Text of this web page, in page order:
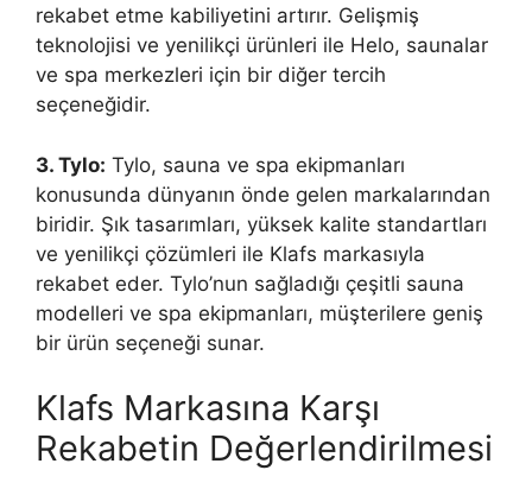
rekabet etme kabiliyetini artırır. Gelişmiş
teknolojisi ve yenilikçi ürünleri ile Helo, saunalar
ve spa merkezleri için bir diğer tercih
seçeneğidir.
3. Tylo: Tylo, sauna ve spa ekipmanları
konusunda dünyanın önde gelen markalarından
biridir. Şık tasarımları, yüksek kalite standartları
ve yenilikçi çözümleri ile Klafs markasıyla
rekabet eder. Tylo’nun sağladığı çeşitli sauna
modelleri ve spa ekipmanları, müşterilere geniş
bir ürün seçeneği sunar.
Klafs Markasına Karşı
Rekabetin Değerlendirilmesi